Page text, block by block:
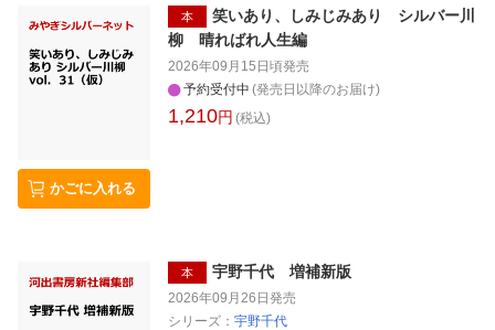
かごに入れる
本
笑いあり、しみじみあり シルバー川
柳 晴ればれ人生編
2026年09月15日頃発売
予約受付中 (発売日以降のお届け)
1,210円 (税込)
本 宇野千代 増補新版
2026年09月26日発売
シリーズ： 宇野千代